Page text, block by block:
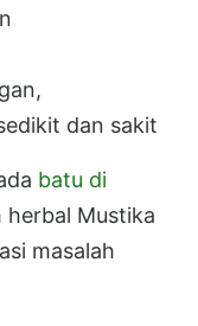
dan sakit
batu di
herbal Mustika
masalah